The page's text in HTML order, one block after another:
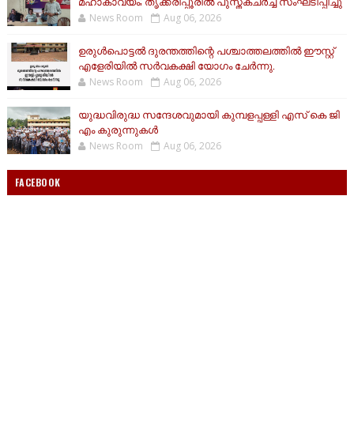
News Room Aug 06, 2026
ഉരുൾപൊട്ടൽ ദുരന്തത്തിന്റെ പശ്ചാത്തലത്തിൽ ഈസ്റ്റ്‌
എളേരിയിൽ സർവകക്ഷി യോഗം ചേർന്നു.
News Room Aug 06, 2026
യുദ്ധവിരുദ്ധ സന്ദേശവുമായി കുമ്പളപ്പള്ളി എസ് കെ ജി
എം കുരുന്നുകൾ
News Room Aug 06, 2026
FACEBOOK